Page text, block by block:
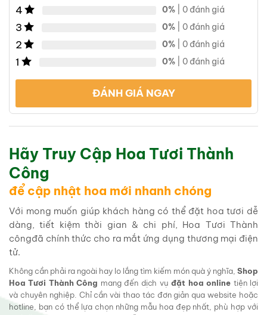
4 0% | 0 đánh giá
3 0% | 0 đánh giá
2 0% | 0 đánh giá
1 0% | 0 đánh giá
ĐÁNH GIÁ NGAY
Hãy Truy Cập Hoa Tươi Thành
Công
để cập nhật hoa mới nhanh chóng
Với mong muốn giúp khách hàng có thể đặt hoa tươi dễ
dàng, tiết kiệm thời gian & chi phí, Hoa Tươi Thành
côngđã chính thức cho ra mắt ứng dụng thương mại điện
tử.
Không cần phải ra ngoài hay lo lắng tìm kiếm món quà ý nghĩa, Shop
Hoa Tươi Thành Công mang đến dịch vụđặt hoa online tiện lợi
và chuyên nghiệp. Chỉ cần vài thao tác đơn giản qua website hoặc
hotline, bạn có thể lựa chọn những mẫu hoa đẹp nhất, phù hợp với